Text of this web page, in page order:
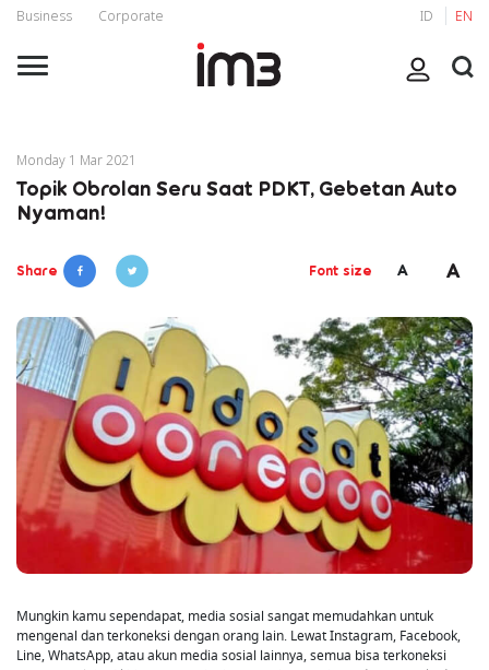
Business Corporate ID EN
Monday 1 Mar 2021
Topik Obrolan Seru Saat PDKT, Gebetan Auto
Nyaman!
Share Font size A A
Mungkin kamu sependapat, media sosial sangat memudahkan untuk
mengenal dan terkoneksi dengan orang lain. Lewat Instagram, Facebook,
Line, WhatsApp, atau akun media sosial lainnya, semua bisa terkoneksi